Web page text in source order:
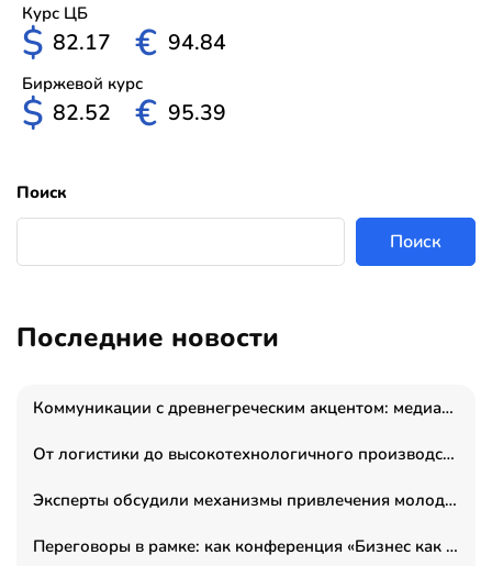
Курс ЦБ
$ 82.17 € 94.84
Биржевой курс
$ 82.52 € 95.39
Поиск
Поиск
Последние новости
Коммуникации с древнегреческим акцентом: медиаменеджер и журналист Владимир Дергачев запустил коммуникационное агентство «Сократ 2.0»
От логистики до высокотехнологичного производства: как основатель “гагаринга” выстраивает экосистему безопасности и гражданских БПЛА
Эксперты обсудили механизмы привлечения молодых специалистов в промышленные города
Переговоры в рамке: как конференция «Бизнес как искусство» переформатирует деловой этикет в стенах ТПП РФ